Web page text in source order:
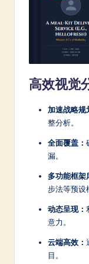
高效视觉
加速战略规
整分析。
全面覆盖：
漏。
多功能框架
步法等预设
动态呈现：
意力。
云端高效：
目。